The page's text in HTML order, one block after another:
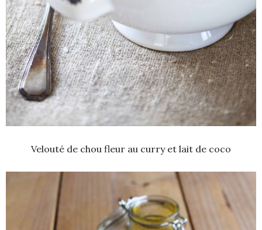
Velouté de chou fleur au curry et lait de coco